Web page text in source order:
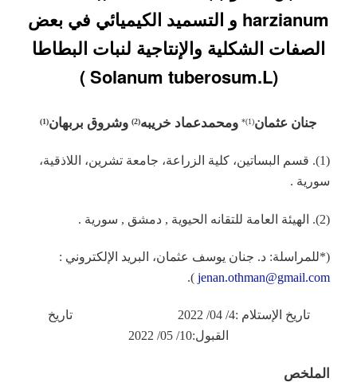
harzianum و التسميد الكيميائي في بعض
الصفات الشكلية والإنتاجية لنبات البطاطا
(Solanum tuberosum.L )
جنان عثمان(1)* ومحمدعماد خريبه(2) وشروق بربهان(
1
)
(1). قسم البساتين، كلية الزراعة، جامعة تشرين، اللاذقية،
سورية .
(2). الهيئة العامة للتقانه الحيوية , دمشق , سورية .
(*للمراسلة: د. جنان يوسف عثمان، البريد الإلكتروني :
jenan.othman@gmail.com
).
تاريخ الإستلام :4/ 04/ 2022 تاريخ
القبول:10/ 05/ 2022
الملخص